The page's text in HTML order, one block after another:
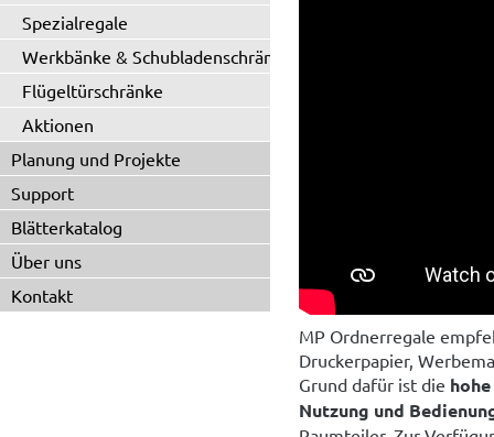
Spezialregale
Werkbänke & Schubladenschränke
Flügeltürschränke
Aktionen
Planung und Projekte
Support
Blätterkatalog
Über uns
Kontakt
MP Ordnerregale
Druckerpapier,
Grund dafür ist die
Nutzung und